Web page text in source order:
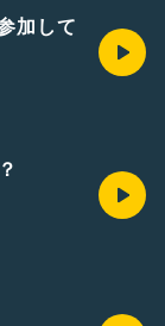
加して